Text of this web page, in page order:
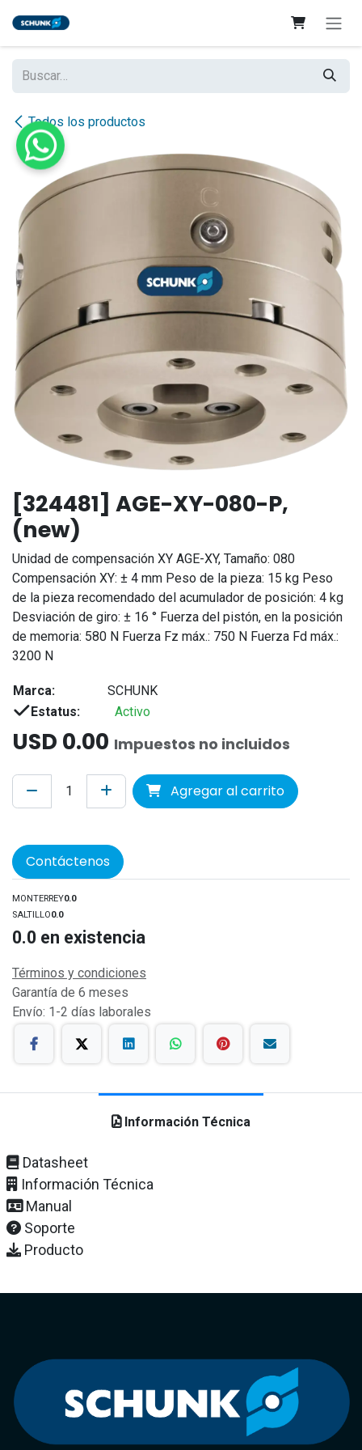
Todos los productos
[324481] AGE-XY-080-P,
(new)
Unidad de compensación XY AGE-XY, Tamaño: 080
Compensación XY: ± 4 mm Peso de la pieza: 15 kg Peso
de la pieza recomendado del acumulador de posición: 4 kg
Desviación de giro: ± 16 ° Fuerza del pistón, en la posición
de memoria: 580 N Fuerza Fz máx.: 750 N Fuerza Fd máx.:
3200 N
Marca:
SCHUNK
Estatus:
Activo
USD 0.00 Impuestos no incluidos
Agregar al carrito
Contáctenos
MONTERREY0.0
SALTILLO0.0
0.0 en existencia
Términos y condiciones
Garantía de 6 meses
Envío: 1-2 días laborales
Información Técnica
Datasheet
Información Técnica
Manual
Soporte
Producto